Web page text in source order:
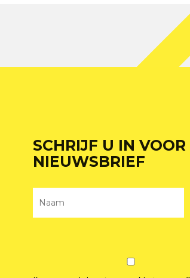
SCHRIJF U IN
NIEUWSBRIEF